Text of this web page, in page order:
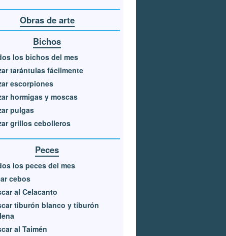
Obras de arte
Bichos
los bichos del mes
tarántulas fácilmente
escorpiones
hormigas y moscas
pulgas
grillos cebolleros
Peces
los peces del mes
cebos
al Celacanto
tiburón blanco y tiburón
al Taimén